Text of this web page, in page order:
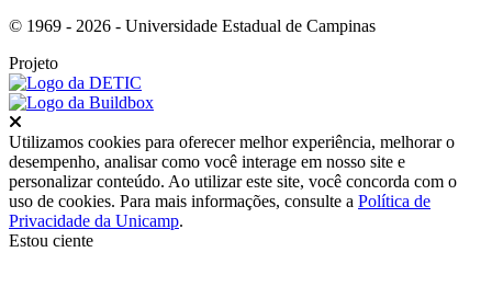
© 1969 - 2026 - Universidade Estadual de Campinas
Projeto
Utilizamos cookies para oferecer melhor experiência, melhorar o
desempenho, analisar como você interage em nosso site e
personalizar conteúdo. Ao utilizar este site, você concorda com o
uso de cookies. Para mais informações, consulte a Política de
Privacidade da Unicamp.
Estou ciente